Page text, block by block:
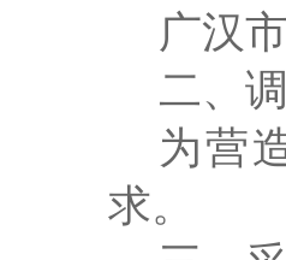
广汉
二、
为营
求。